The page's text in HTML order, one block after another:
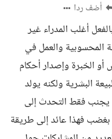
أضف ردا
أغلب المدراء غير
المحسوبية والعمل في
أو الخبرة وإصدار أحكام
البشرية ولكنه يولد
فقط التحدث إلى
بغضب فهذا عائد إلى طريقة